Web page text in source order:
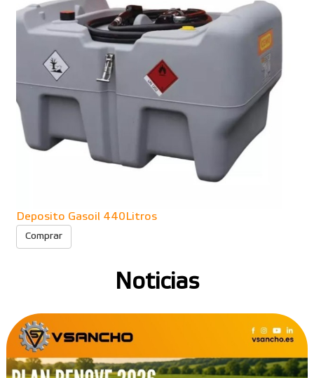
Deposito Gasoil 440Litros
Comprar
Noticias